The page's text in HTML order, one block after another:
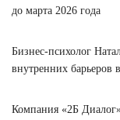
до марта 2026 года
Бизнес-психолог
внутренних барьеров
Компания «2Б